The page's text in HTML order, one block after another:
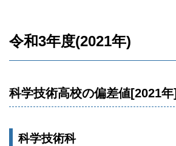
令和3年度(2021年)
科学技術高校の偏差値[2021年]
科学技術科